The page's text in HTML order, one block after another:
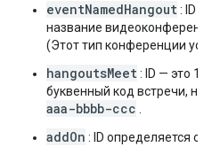
eventNamedHangout: ID —
название
(Этот тип конференции
hangoutsMeet: ID — это 10-
буквенный код встречи,
aaa-bbbb-ccc
addOn : ID определяется